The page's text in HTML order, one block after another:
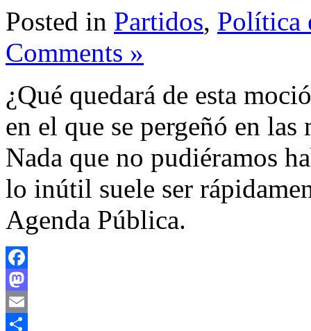
Posted in Partidos, Política
Comments »
¿Qué quedará de esta
en el que se pergeñó en las
Nada que no pudiéramos
lo inútil suele ser
Agenda Pública.
Facebook
Mastodon
Email